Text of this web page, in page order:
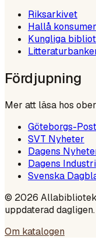
Riksarkivet
Hallå
Kungliga
Fördjupning
Mer att läsa hos
Göteborgs-
SVT Nyheter
Dagens
Dagens Industri
Svenska
© 2026
uppdaterad dagligen.
Om katalogen